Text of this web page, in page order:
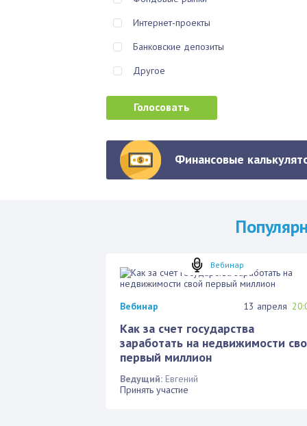
Интернет-проекты
Банковские депозиты
Другое
Финансовые
Вебинар
Вебинар 13 апреля
Как за счет государства
заработать на недвижимости
первый миллион
Ведущий: Евгений
Принять участие